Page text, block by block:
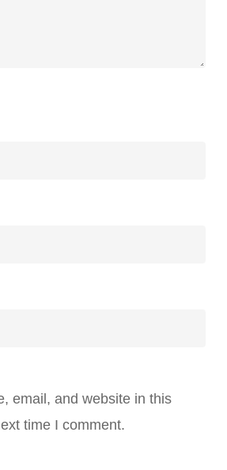
email, and website in this
time I comment.